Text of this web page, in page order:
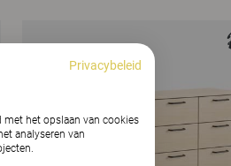
Privacybeleid
met het opslaan van cookies
analyseren van